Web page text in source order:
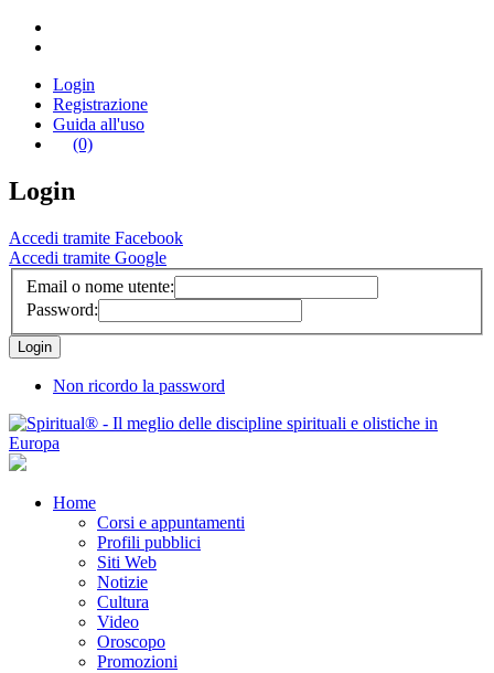
Login
Registrazione
Guida all'uso
(0)
Login
Accedi tramite Facebook
Accedi tramite Google
Email o nome utente:
Password:
Non ricordo la password
Home
Corsi e appuntamenti
Profili pubblici
Siti Web
Notizie
Cultura
Video
Oroscopo
Promozioni